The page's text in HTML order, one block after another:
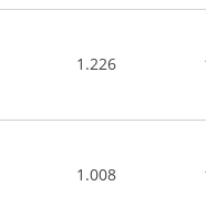
1.226
1.008